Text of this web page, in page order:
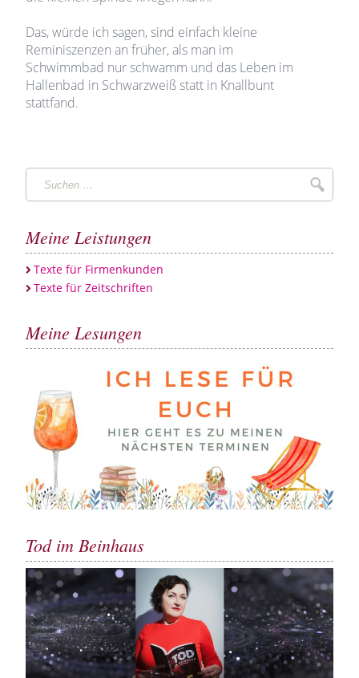
Das, würde ich sagen, sind einfach kleine
Reminiszenzen an früher, als man im
Schwimmbad nur schwamm und das Leben im
Hallenbad in Schwarzweiß statt in Knallbunt
stattfand.
Suchen
…
Meine Leistungen
Texte für Firmenkunden
Texte für Zeitschriften
Meine Lesungen
Tod im Beinhaus